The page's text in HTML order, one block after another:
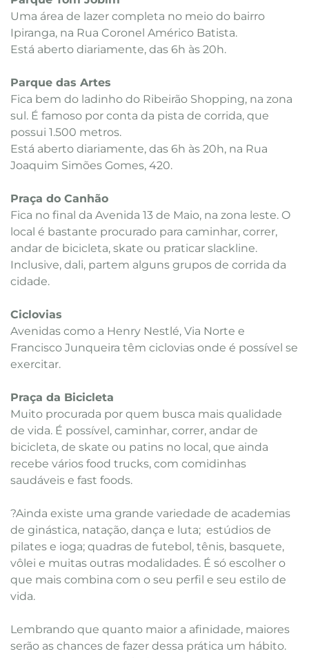
Uma área de lazer completa no meio do bairro
Ipiranga, na Rua Coronel Américo Batista.
Está aberto diariamente, das 6h às 20h.
Parque das Artes
Fica bem do ladinho do Ribeirão Shopping, na zona
sul. É famoso por conta da pista de corrida, que
possui 1.500 metros.
Está aberto diariamente, das 6h às 20h, na Rua
Joaquim Simões Gomes, 420.
Praça do Canhão
Fica no final da Avenida 13 de Maio, na zona leste. O
local é bastante procurado para caminhar, correr,
andar de bicicleta, skate ou praticar slackline.
Inclusive, dali, partem alguns grupos de corrida da
cidade.
Ciclovias
Avenidas como a Henry Nestlé, Via Norte e
Francisco Junqueira têm ciclovias onde é possível se
exercitar.
Praça da Bicicleta
Muito procurada por quem busca mais qualidade
de vida. É possível, caminhar, correr, andar de
bicicleta, de skate ou patins no local, que ainda
recebe vários food trucks, com comidinhas
saudáveis e fast foods.
?Ainda existe uma grande variedade de academias
de ginástica, natação, dança e luta; estúdios de
pilates e ioga; quadras de futebol, tênis, basquete,
vôlei e muitas outras modalidades. É só escolher o
que mais combina com o seu perfil e seu estilo de
vida.
Lembrando que quanto maior a afinidade, maiores
serão as chances de fazer dessa prática um hábito.